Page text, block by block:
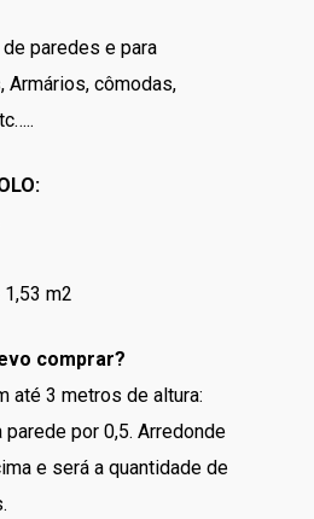
paredes e para
Armários, cômodas,
m2
comprar?
até 3 metros de altura:
parede por 0,5. Arredonde
e será a quantidade de